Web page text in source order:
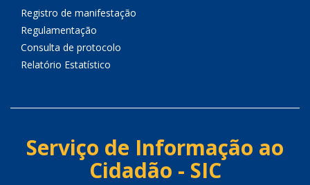
Registro de manifestação
Regulamentação
Consulta de protocolo
Relatório Estatístico
Serviço de Informação ao
Cidadão - SIC